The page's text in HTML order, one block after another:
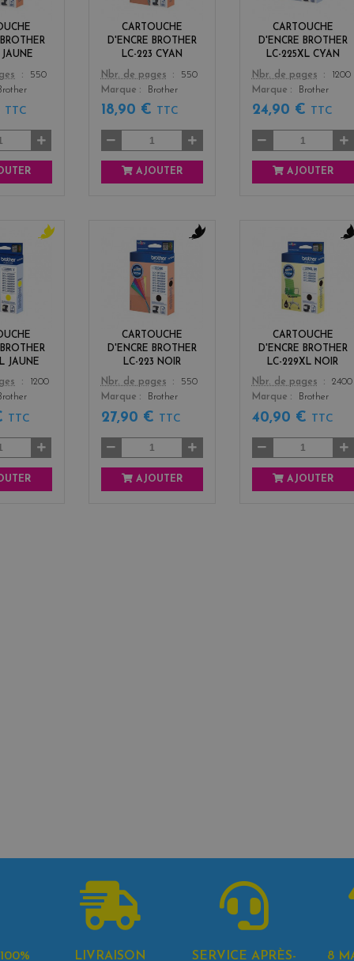
550
TTC
CARTOUCHE
D'ENCRE BROTHER
LC-223 CYAN
Color
Nbr. de pages
550
Marque
Brother
18,90 € TTC
AJOUTER
CARTOUCHE
D'ENCRE BROTHER
LC-225XL CYAN
Color
Nbr. de pages
1200
Marque
Brother
24,90 € TTC
AJOUTER
JAUNE
1200
TTC
CARTOUCHE
D'ENCRE BROTHER
LC-223 NOIR
Color
Nbr. de pages
550
Marque
Brother
27,90 € TTC
AJOUTER
CARTOUCHE
D'ENCRE BROTHER
LC-229XL NOIR
Color
Nbr. de pages
2400
Marque
Brother
40,90 € TTC
AJOUTER
LIVRAISON SERVICE APRÈS- 8